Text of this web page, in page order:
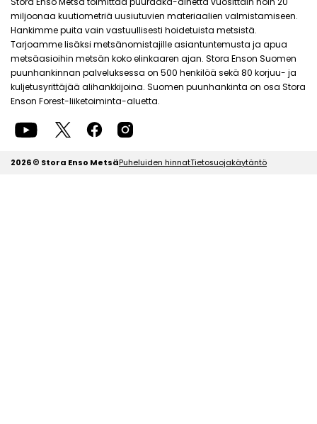
miljoonaa kuutiometriä uusiutuvien materiaalien valmistamiseen.
Hankimme puita vain vastuullisesti hoidetuista metsistä.
Tarjoamme lisäksi metsänomistajille asiantuntemusta ja apua
metsäasioihin metsän koko elinkaaren ajan. Stora Enson Suomen
puunhankinnan palveluksessa on 500 henkilöä sekä 80 korjuu- ja
kuljetusyrittäjää alihankkijoina. Suomen puunhankinta on osa Stora
Enson Forest-liiketoiminta-aluetta.
2026 © Stora Enso MetsäPuheluiden hinnatTietosuojakäytäntö